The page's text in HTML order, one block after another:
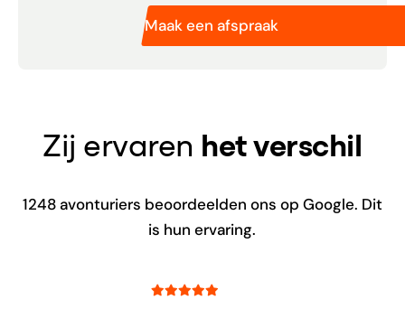
Maak een afspraak
Zij ervaren het verschil
1248avonturiers beoordeelden ons op Google. Dit
is hun ervaring.